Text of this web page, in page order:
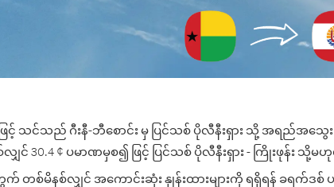
ဖြင့် သင်သည် ဂီးနီ-ဘီစောင်း မှ ပြင်သစ် ပိုလီနီးရှား သို့ အရည်အသွေ
ျှင် 30.4 ¢ ပမာဏမှစ၍ ဖြင့် ပြင်သစ် ပိုလီနီးရှား - ကြိုးဖုန်း
က် တစ်မိနစ်လျှင် အကောင်းဆုံး နှုန်းထားများကို ရရှိရန် ခရက်